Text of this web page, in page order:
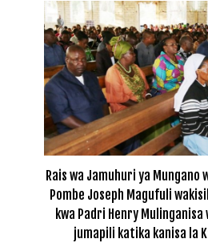
Rais wa Jamuhuri ya Mungano
Pombe Joseph Magufuli
kwa Padri Henry
jumapili katika kanisa la